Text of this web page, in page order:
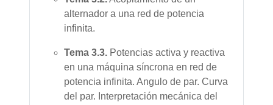
alternador a una red de potencia
infinita.
Tema 3.3. Potencias activa y reactiva
en una máquina síncrona en red de
potencia infinita. Angulo de par. Curva
del par. Interpretación mecánica del